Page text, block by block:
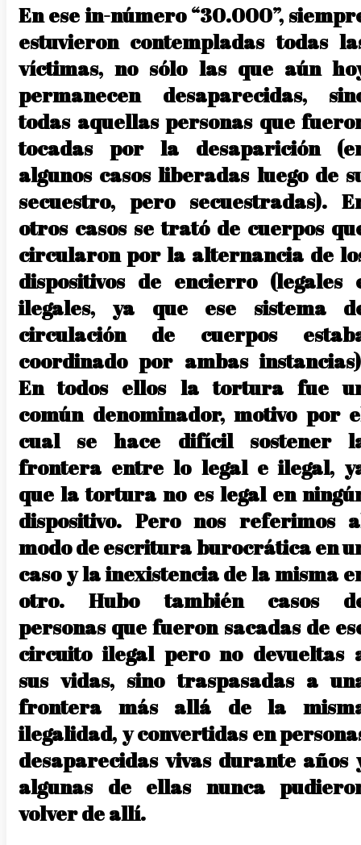
En ese in-número “30.000”,
estuvieron contempladas todas
víctimas, no sólo las que aún
permanecen desaparecidas,
todas aquellas personas que
tocadas por la desaparición
algunos casos liberadas luego de
secuestro, pero secuestradas).
otros casos se trató de cuerpos
circularon por la alternancia de
dispositivos de encierro (legales
ilegales, ya que ese sistema
circulación de cuerpos
coordinado por ambas
En todos ellos la tortura fue
común denominador, motivo por
cual se hace difícil sostener
frontera entre lo legal e ilegal,
que la tortura no es legal en
dispositivo. Pero nos referimos
modo de escritura burocrática en
caso y la inexistencia de la misma
otro. Hubo también casos
personas que fueron sacadas de
circuito ilegal pero no devueltas
sus vidas, sino traspasadas a
frontera más allá de la
ilegalidad, y convertidas en
desaparecidas vivas durante años
algunas de ellas nunca
volver de allí.